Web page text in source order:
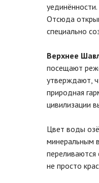
Отсюда
специально
Верхнее
посещают
утверждают,
природная
цивилизации
Цвет воды
минеральным
переливаются
не просто